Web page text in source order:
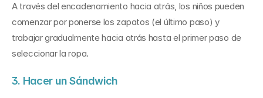
A través del encadenamiento hacia atrás, los niños pueden
comenzar por ponerse los zapatos (el último paso) y
trabajar gradualmente hacia atrás hasta el primer paso de
seleccionar la ropa.
3. Hacer un Sándwich